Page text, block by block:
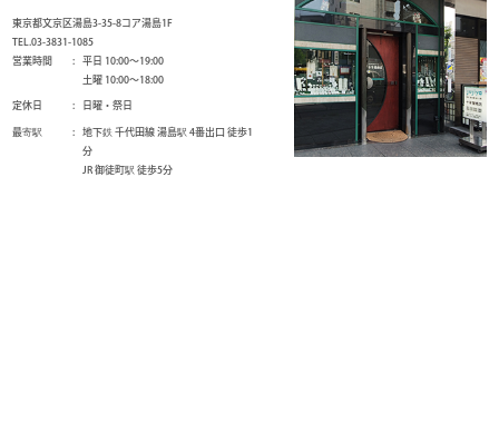
東京都文京区湯島3-35-8コア湯島1F
TEL.03-3831-1085
営業時間
平日 10:00～19:00
土曜 10:00～18:00
定休日
日曜・祭日
最寄駅
地下鉄 千代田線 湯島駅 4番出口 徒歩1
分
JR 御徒町駅 徒歩5分